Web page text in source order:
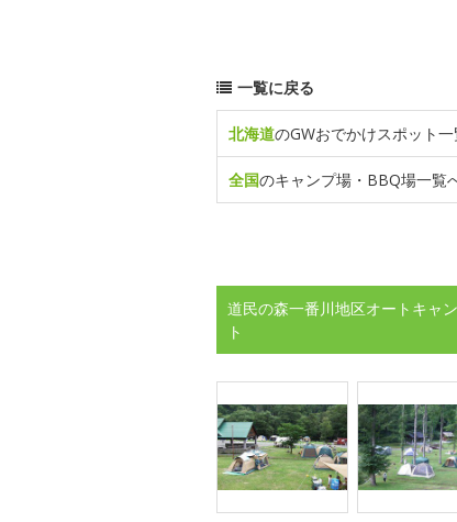
一覧に戻る
北海道のGWおでかけスポット
全国のキャンプ場・BBQ場一覧
道民の森一番川地区オートキャ
ト